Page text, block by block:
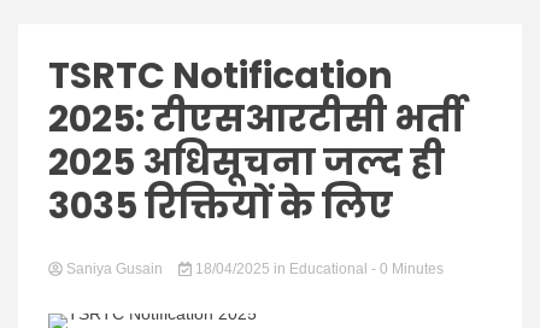
Hindi
News
TSRTC Notification
2025: टीएसआरटीसी भर्ती
2025 अधिसूचना जल्द ही
3035 रिक्तियों के लिए
Saniya Gusain 18/04/2025 in Educational - 0 Minutes